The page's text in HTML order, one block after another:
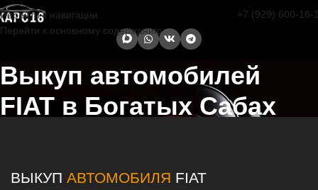
Перейти к навигации
Перейти к основному содержанию
+7 (929) 600-16-
Выкуп автомобилей
FIAT в Богатых Сабах
ВЫКУП АВТОМОБИЛЯ FIAT